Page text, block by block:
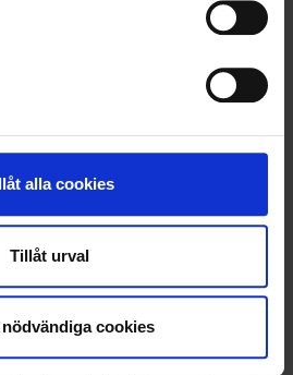
alla cookies
Tillåt urval
cookies
SÖKER SIG TILL OHLSSONS
med rekrytering och arbetsmiljö